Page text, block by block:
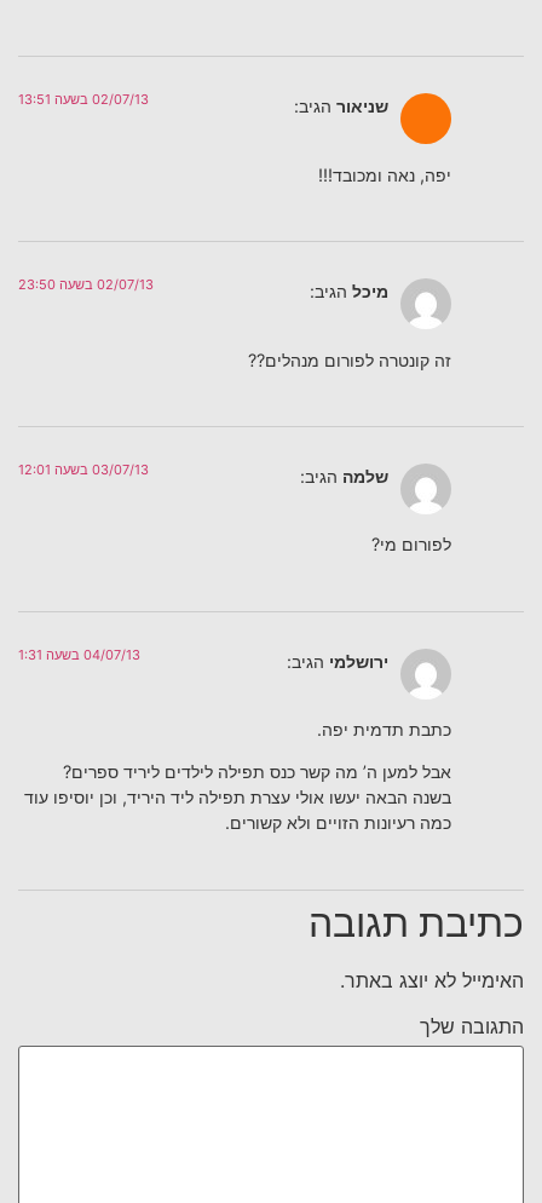
שניאור הגיב: 02/07/13 בשעה 13:51
יפה, נאה ומכובד!!!
מיכל הגיב: 02/07/13 בשעה 23:50
זה קונטרה לפורום מנהלים??
שלמה הגיב: 03/07/13 בשעה 12:01
לפורום מי?
ירושלמי הגיב: 04/07/13 בשעה 1:31
כתבת תדמית יפה.
אבל למען ה’ מה קשר כנס תפילה לילדים ליריד ספרים?
בשנה הבאה יעשו אולי עצרת תפילה ליד היריד, וכן יוסיפו עוד
כמה רעיונות הזויים ולא קשורים.
כתיבת תגובה
האימייל לא יוצג באתר.
התגובה שלך